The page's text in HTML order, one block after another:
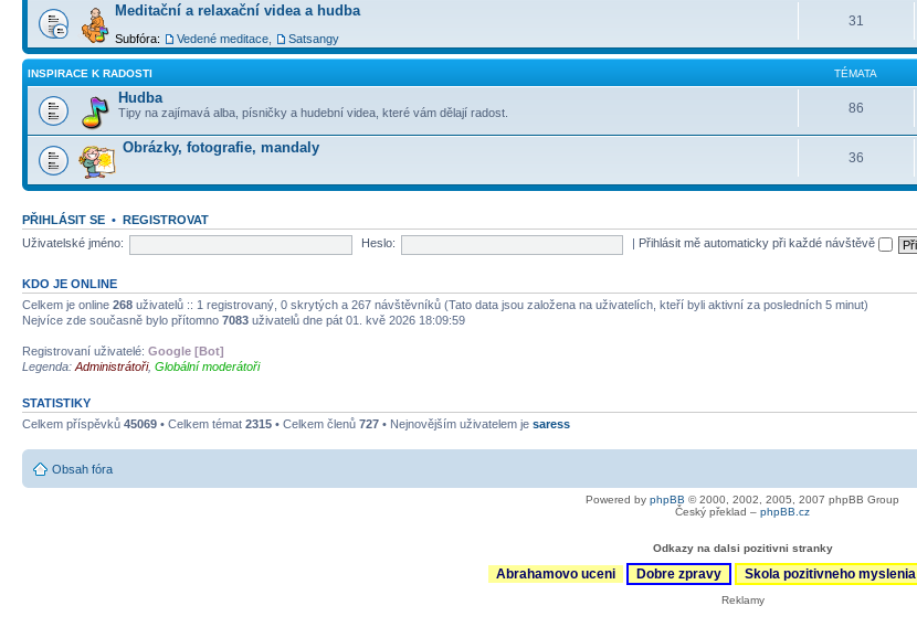
Meditační a relaxační videa a hudba
Subfóra: Vedené meditace Satsangy
31
INSPIRACE K RADOSTI TÉMATA
Hudba
Tipy na zajímavá alba, písničky a hudební videa, které vám dělají radost. 86
Obrázky, fotografie, mandaly
36
PŘIHLÁSIT SE • REGISTROVAT
Uživatelské jméno:
Heslo: Přihlásit mě automaticky při každé návštěvě
KDO JE ONLINE
Celkem je online 268 uživatelů :: 1 registrovaný, 0 skrytých a 267 návštěvníků (Tato data jsou založena na uživatelích, kteří byli aktivní za posledních 5 minut)
Nejvíce zde současně bylo přítomno 7083 uživatelů dne pát 01. kvě 2026 18:09:59
Registrovaní uživatelé: Google [Bot]
Legenda: Administrátoři, Globální moderátoři
STATISTIKY
Celkem příspěvků 45069 • Celkem témat 2315 • Celkem členů 727 • Nejnovějším uživatelem je saress
Obsah fóra
Powered by phpBB © 2000, 2002, 2005, 2007 phpBB Group
Český překlad – phpBB.cz
Odkazy na dalsi pozitivni stranky
Abrahamovo uceni Dobre zpravy Skola pozitivneho myslenia
Reklamy